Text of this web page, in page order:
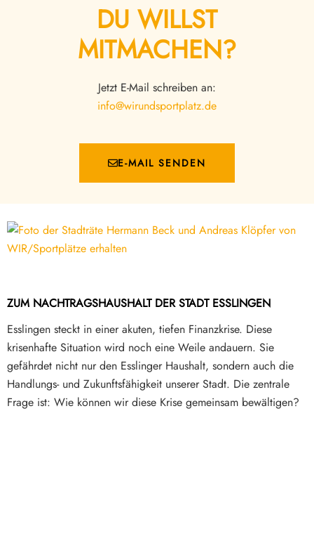
DU WILLST
MITMACHEN?
Jetzt E-Mail schreiben an:
info@wirundsportplatz.de
E-MAIL SENDEN
ZUM NACHTRAGSHAUSHALT DER STADT ESSLINGEN
Esslingen steckt in einer akuten, tiefen Finanzkrise. Diese
krisenhafte Situation wird noch eine Weile andauern. Sie
gefährdet nicht nur den Esslinger Haushalt, sondern auch die
Handlungs- und Zukunftsfähigkeit unserer Stadt. Die zentrale
Frage ist: Wie können wir diese Krise gemeinsam bewältigen?